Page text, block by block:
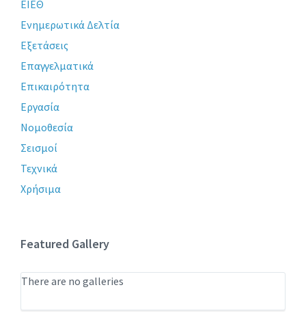
ΕΙΕΘ
Ενημερωτικά Δελτία
Εξετάσεις
Επαγγελματικά
Επικαιρότητα
Εργασία
Νομοθεσία
Σεισμοί
Τεχνικά
Χρήσιμα
Featured Gallery
There are no galleries